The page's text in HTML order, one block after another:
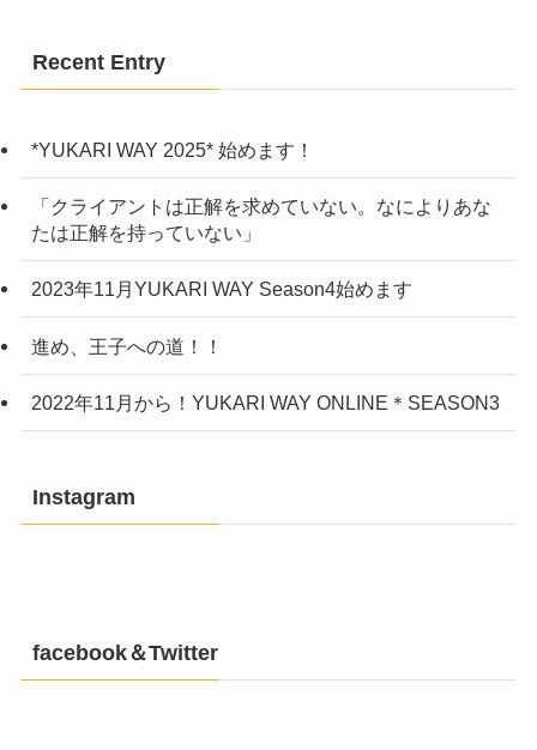
Recent Entry
*YUKARI WAY 2025* 始めます！
「クライアントは正解を求めていない。なによりあな
たは正解を持っていない」
2023年11月YUKARI WAY Season4始めます
進め、王子への道！！
2022年11月から！YUKARI WAY ONLINE＊SEASON3
Instagram
facebook＆Twitter